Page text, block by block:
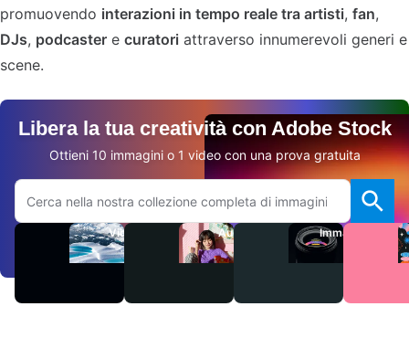
promuovendo interazioni in tempo reale tra artisti, fan,
DJs, podcaster e curatori attraverso innumerevoli generi e
scene.
Libera la tua creatività con Adobe Stock
Ottieni 10 immagini o 1 video con una prova gratuita
Cerca sul sito Adobe.com
Video Audio Immagini